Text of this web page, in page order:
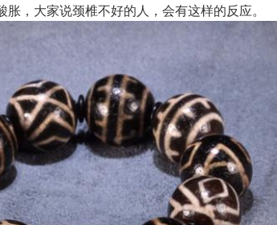
，大家说颈椎不好的人，会有这样的反应。